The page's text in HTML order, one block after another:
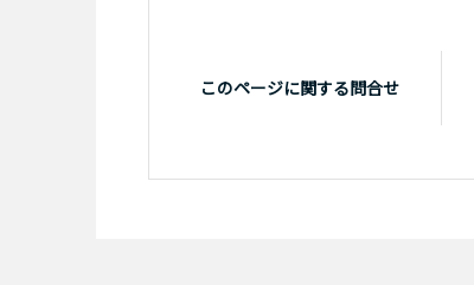
このページに関する問合せ